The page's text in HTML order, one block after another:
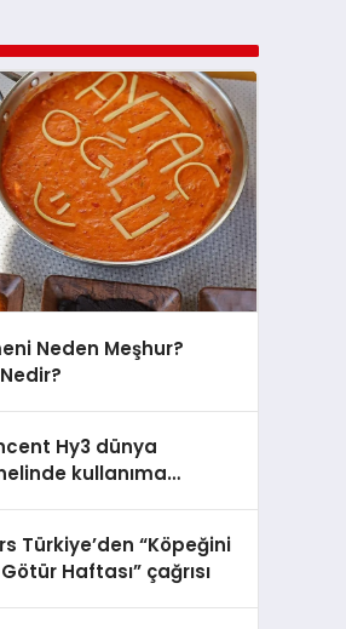
Neden Meşhur?
Hy3 dünya
kullanıma
Türkiye’den “Köpeğini
Haftası” çağrısı